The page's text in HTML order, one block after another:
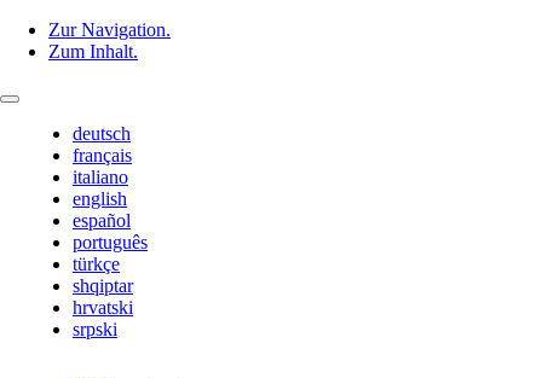
Zur Navigation.
Zum Inhalt.
deutsch
français
italiano
english
español
português
türkçe
shqiptar
hrvatski
srpski